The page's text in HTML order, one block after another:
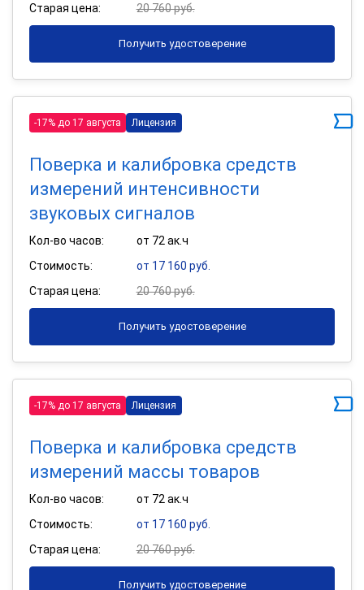
Старая цена: 20 760 руб.
Получить удостоверение
-17% до 17 августа Лицензия
Поверка и калибровка средств
измерений интенсивности
звуковых сигналов
Кол-во часов:
от 72 ак.ч
Стоимость:
от 17 160 руб.
Старая цена:
20 760 руб.
Получить удостоверение
-17% до 17 августа Лицензия
Поверка и калибровка средств
измерений массы товаров
Кол-во часов:
от 72 ак.ч
Стоимость:
от 17 160 руб.
Старая цена:
20 760 руб.
Получить удостоверение